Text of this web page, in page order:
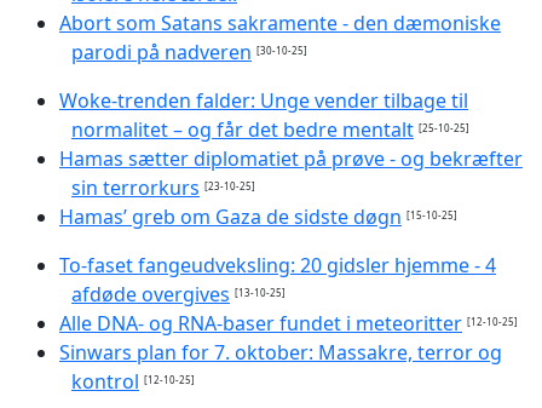
Abort som Satans sakramente - den dæmoniske
parodi på nadveren [30-10-25]
Woke-trenden falder: Unge vender tilbage til
normalitet – og får det bedre mentalt [25-10-25]
Hamas sætter diplomatiet på prøve - og bekræfter
sin terrorkurs [23-10-25]
Hamas’ greb om Gaza de sidste døgn [15-10-25]
To-faset fangeudveksling: 20 gidsler hjemme - 4
afdøde overgives [13-10-25]
Alle DNA- og RNA-baser fundet i meteoritter [12-10-25]
Sinwars plan for 7. oktober: Massakre, terror og
kontrol [12-10-25]